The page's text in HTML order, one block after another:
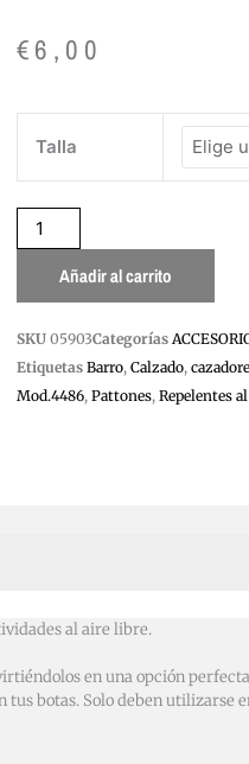
€6,00
Talla
PARA
BARRO
MOD.4403
AZUL
cantidadAñadir al carrito
SKU 05903Categorías
Etiquetas Barro, Calzado,
Mod.4486, Pattones, Repelentes
al aire libre.
en una opción
botas. Solo deben utilizarse